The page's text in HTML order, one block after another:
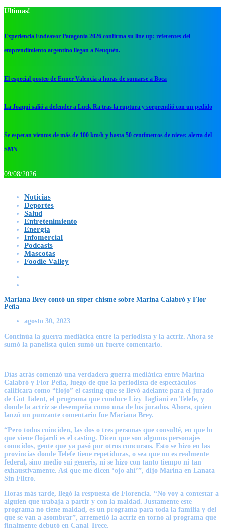
Ultimas!
Experiencia Endeavor Patagonia 2026 confirma su line up: referentes del
emprendimiento argentino llegan a Neuquén.
El especial posteo de Enner Valencia a horas de sumarse a Boca
La Joaqui salió a defender a Luck Ra tras la ruptura y sorprendió con un pedido
Se esperan vientos de más de 100 km/h y hasta 50 centímetros de nieve: alerta del
SMN
09/08/2026
Noticias
Deportes
Salud
Entretenimiento
Energía
Infomercial
Podcasts
Mascotas
Foodie Valley
Mariana Brey contó un súper chisme sobre Marina Calabró y Flor
Peña
agosto 30, 2023
Continúa la guerra mediática entre la periodista y la actriz. Ahora se
sumó la panelista quien sumó un fuerte comentario.
Días atrás comenzó una verdadera guerra mediática entre Marina
Calabró y Flor Peña, luego de que la periodista de espectáculos
calificara como “flojo” el casting que se llevó adelante para el jurado
de Got Talent, el programa que conduce Lizy Tagliani en Telefe, y
donde la actriz se desempeña como una de los jurados. Ahora, quien
lanzó un punzante comentario fue Mariana Brey.
“Pero todos coinciden, las dos o tres personas que consulté, en que lo
que viene flojardi es el casting. Dicen que son algunos personajes
conocidos, gente que ya pasó por otros concursos. Esto se hizo en las
provincias donde Telefe tiene repetidoras, o sea que no es realmente
federal, sino medio sui generis, ni se hizo con tanto tiempo ni tan
exhaustivamente. Así que me dicen ‘ojo ahí’”, dijo Marina en Lanata
Sin Filtro.
Horas más tarde, llegó la respuesta de Florencia. “No voy a contestar a
alguien que trabaja a partir y con la maldad. Justamente este
programa no tiene maldad, es un programa para toda la familia y del
que se van a asombrar”, arremetió la actriz en torno al programa que
finalmente debutó en Canal Trece.